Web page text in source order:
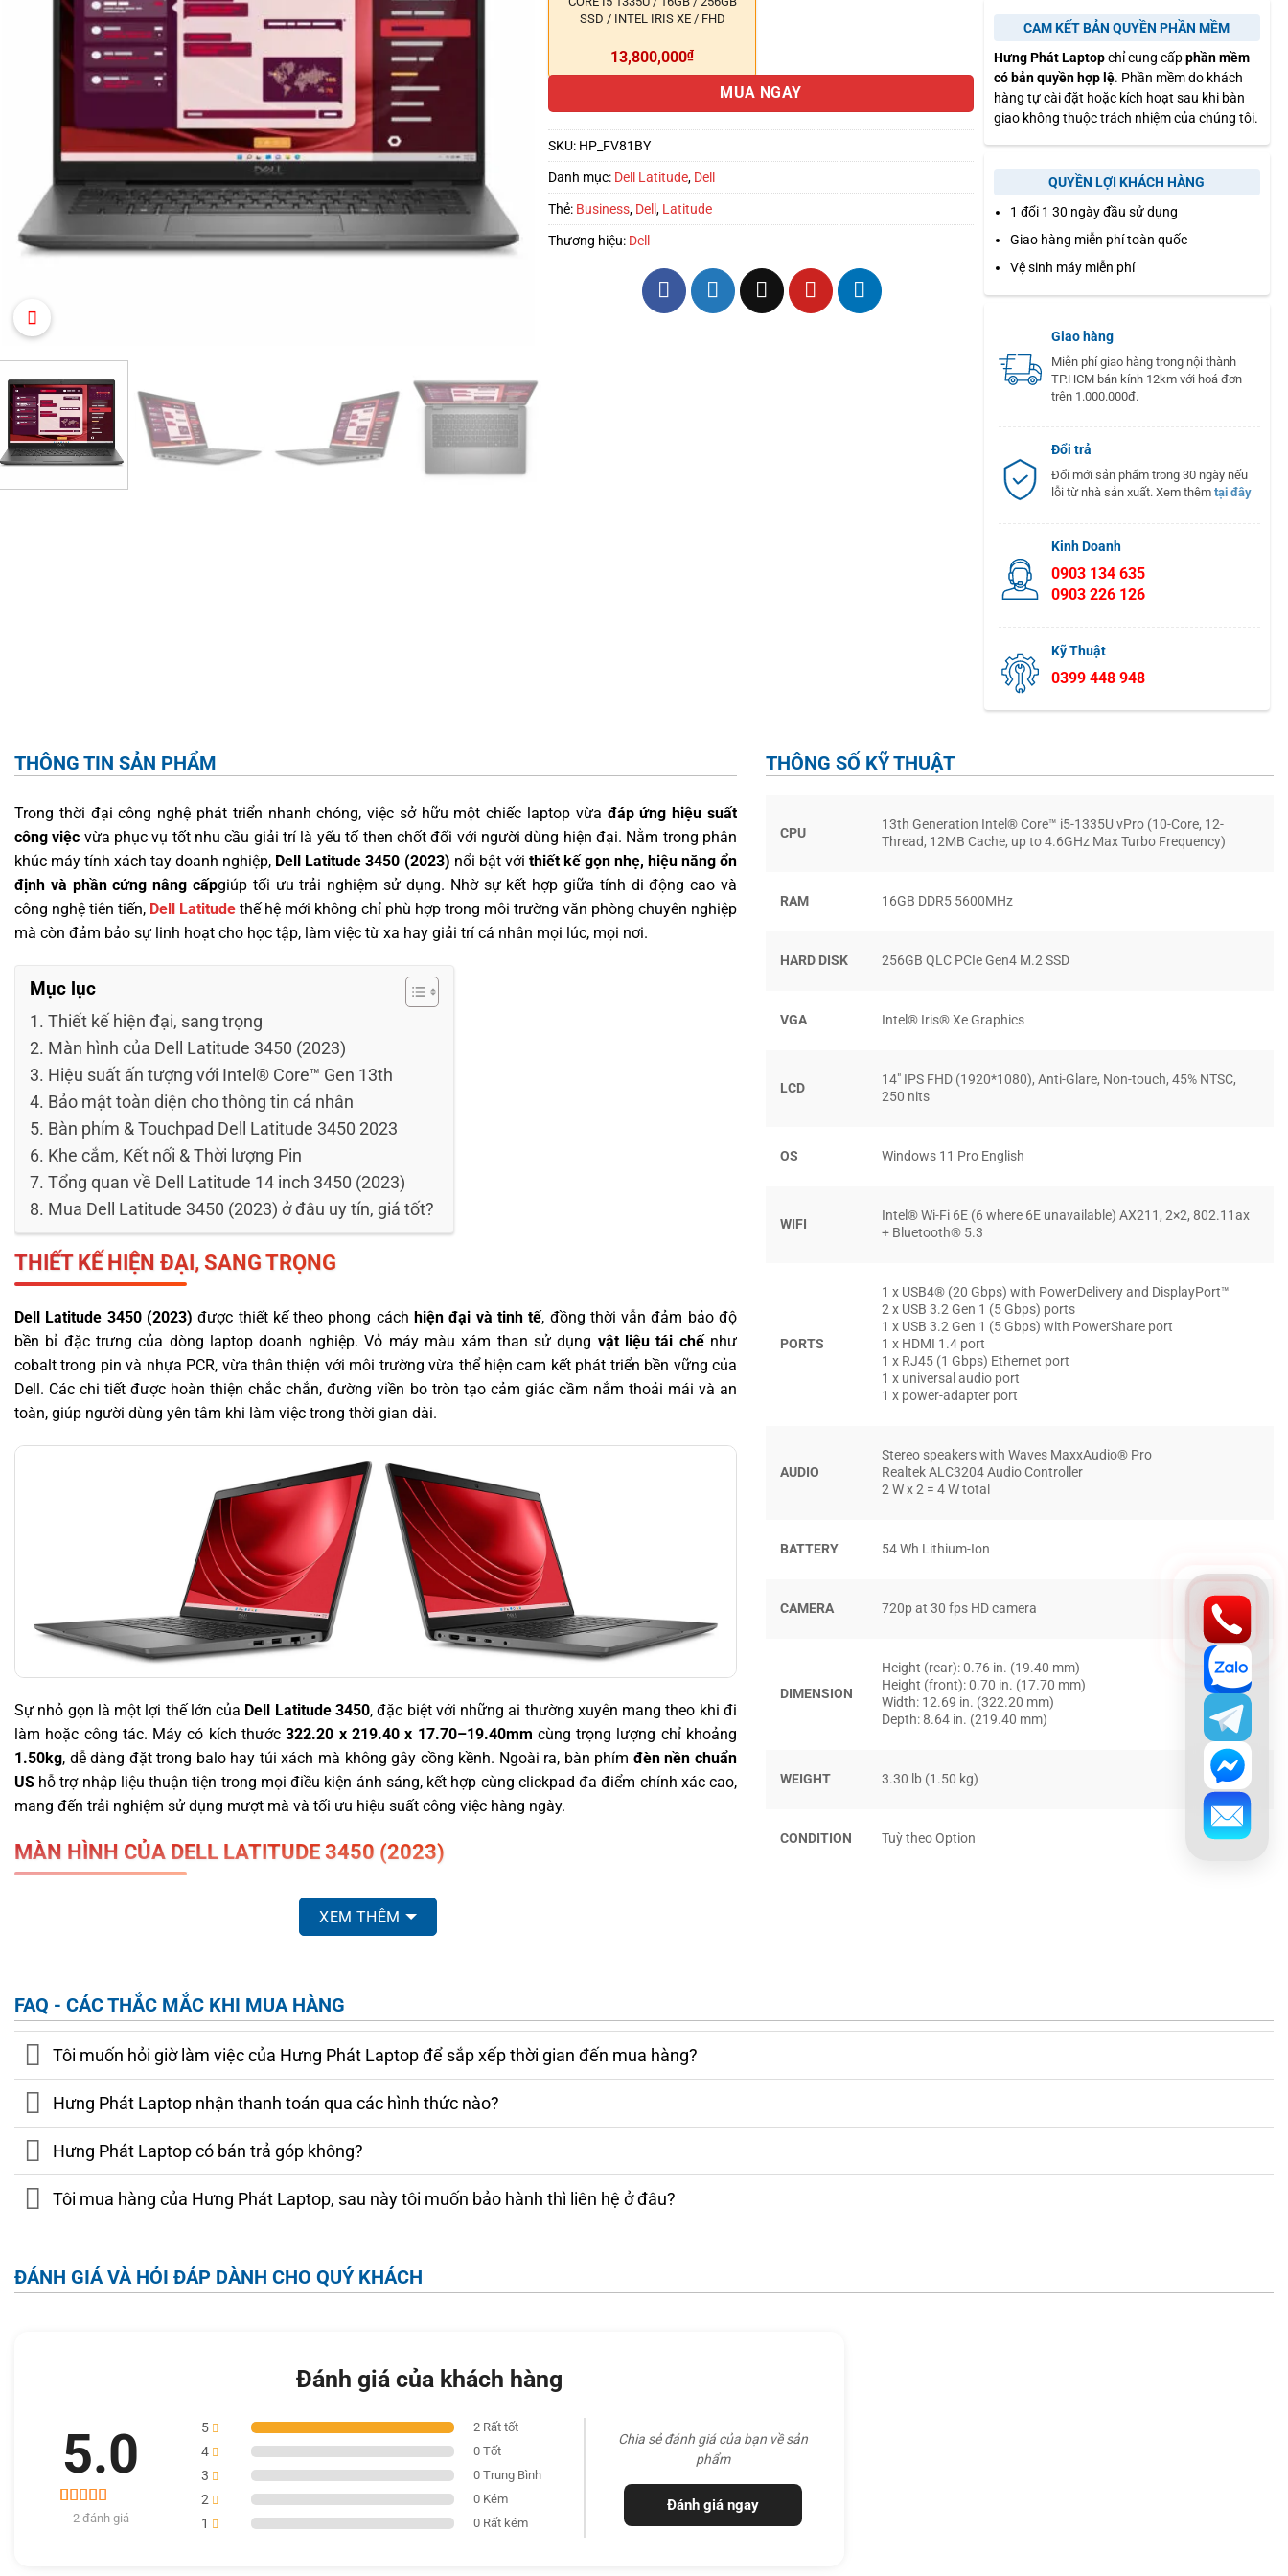
SSD / INTEL IRIS XE / FHD
13,800,000₫
MUA NGAY
SKU: HP_FV81BY
Danh mục: Dell Latitude, Dell
Thẻ: Business, Dell , Latitude
Thương hiệu: Dell
CAM KẾT BẢN QUYỀN PHẦN MỀM
Hưng Phát Laptopchỉ cung cấpphần mềm
có bản quyền hợp lệ. Phần mềm do khách
hàng tự cài đặt hoặc kích hoạt sau khi bàn
giao không thuộc trách nhiệm của chúng tôi.
QUYỀN LỢI KHÁCH HÀNG
1 đổi 1 30 ngày đầu sử dụng
Giao hàng miễn phí toàn quốc
Vệ sinh máy miễn phí
Giao hàng
Miễn phí giao hàng trong nội thành
TP.HCM bán kính 12km với hoá đơn
trên 1.000.000đ.
Đổi trả
Đổi mới sản phẩm trong 30 ngày nếu
lỗi từ nhà sản xuất. Xem thêm tại đây
Kinh Doanh
0903 134 635
0903 226 126
Kỹ Thuật
0399 448 948
THÔNG TIN SẢN PHẨM
Trong thời đại công nghệ phát triển nhanh chóng, việc sở hữu một chiếc laptop vừa đáp ứng hiệu suất
công việc vừa phục vụ tốt nhu cầu giải trí là yếu tố then chốt đối với người dùng hiện đại. Nằm trong phân
khúc máy tính xách tay doanh nghiệp, Dell Latitude 3450 (2023) nổi bật với thiết kế gọn nhẹ, hiệu năng ổn
định và phần cứng nâng cấpgiúp tối ưu trải nghiệm sử dụng. Nhờ sự kết hợp giữa tính di động cao và
công nghệ tiên tiến, Dell Latitude thế hệ mới không chỉ phù hợp trong môi trường văn phòng chuyên nghiệp
mà còn đảm bảo sự linh hoạt cho học tập, làm việc từ xa hay giải trí cá nhân mọi lúc, mọi nơi.
Mục lục
Thiết kế hiện đại, sang trọng
Màn hình của Dell Latitude 3450 (2023)
Hiệu suất ấn tượng với Intel® Core™ Gen 13th
Bảo mật toàn diện cho thông tin cá nhân
Bàn phím & Touchpad Dell Latitude 3450 2023
Khe cắm, Kết nối & Thời lượng Pin
Tổng quan về Dell Latitude 14 inch 3450 (2023)
Mua Dell Latitude 3450 (2023) ở đâu uy tín, giá tốt?
THIẾT KẾ HIỆN ĐẠI, SANG TRỌNG
Dell Latitude 3450 (2023) được thiết kế theo phong cáchhiện đại và tinh tế, đồng thời vẫn đảm bảo độ
bền bỉ đặc trưng của dòng laptop doanh nghiệp. Vỏ máy màu xám than sử dụng vật liệu tái chếnhư
cobalt trong pin và nhựa PCR, vừa thân thiện với môi trường vừa thể hiện cam kết phát triển bền vững của
Dell. Các chi tiết được hoàn thiện chắc chắn, đường viền bo tròn tạo cảm giác cầm nắm thoải mái và an
toàn, giúp người dùng yên tâm khi làm việc trong thời gian dài.
Sự nhỏ gọn là một lợi thế lớn của Dell Latitude 3450, đặc biệt với những ai thường xuyên mang theo khi đi
làm hoặc công tác. Máy có kích thước322.20 x 219.40 x 17.70–19.40mm cùng trọng lượng chỉ khoảng
1.50kg, dễ dàng đặt trong balo hay túi xách mà không gây cồng kềnh. Ngoài ra, bàn phím đèn nền chuẩn
US hỗ trợ nhập liệu thuận tiện trong mọi điều kiện ánh sáng, kết hợp cùng clickpad đa điểm chính xác cao,
mang đến trải nghiệm sử dụng mượt mà và tối ưu hiệu suất công việc hàng ngày.
MÀN HÌNH CỦA DELL LATITUDE 3450 (2023)
được trang bị màn hình 14 inch FHD (1920×1080)
chất lượng hiển thị sắc nét, độ tương phản cao và góc nhìn rộng. Công nghệ
văn phòng, học tập hoặc sáng tạo nội dung.
Khả năng cảm ứng trên Dell Latitude 3450 2023phản hồi nhanh và chính xác, hỗ trợ đa điểm mượt mà khi
camera FHD hoặc FHD
XEM THÊM
THÔNG SỐ KỸ THUẬT
CPU
13th Generation Intel® Core™ i5-1335U vPro (10-Core, 12-
Thread, 12MB Cache, up to 4.6GHz Max Turbo Frequency)
RAM 16GB DDR5 5600MHz
HARD DISK 256GB QLC PCIe Gen4 M.2 SSD
VGA Intel® Iris® Xe Graphics
LCD
14″ IPS FHD (1920*1080), Anti-Glare, Non-touch, 45% NTSC,
250 nits
OS Windows 11 Pro English
WIFI
Intel® Wi-Fi 6E (6 where 6E unavailable) AX211, 2×2, 802.11ax
+ Bluetooth® 5.3
PORTS
1 x USB4® (20 Gbps) with PowerDelivery and DisplayPort™
2 x USB 3.2 Gen 1 (5 Gbps) ports
1 x USB 3.2 Gen 1 (5 Gbps) with PowerShare port
1 x HDMI 1.4 port
1 x RJ45 (1 Gbps) Ethernet port
1 x universal audio port
1 x power-adapter port
AUDIO
Stereo speakers with Waves MaxxAudio® Pro
Realtek ALC3204 Audio Controller
2 W x 2 = 4 W total
BATTERY 54 Wh Lithium-Ion
CAMERA 720p at 30 fps HD camera
DIMENSION
Height (rear): 0.76 in. (19.40 mm)
Height (front): 0.70 in. (17.70 mm)
Width: 12.69 in. (322.20 mm)
Depth: 8.64 in. (219.40 mm)
WEIGHT 3.30 lb (1.50 kg)
CONDITION Tuỳ theo Option
FAQ - CÁC THẮC MẮC KHI MUA HÀNG
Tôi muốn hỏi giờ làm việc của Hưng Phát Laptop để sắp xếp thời gian đến mua hàng?
Hưng Phát Laptop nhận thanh toán qua các hình thức nào?
Hưng Phát Laptop có bán trả góp không?
Tôi mua hàng của Hưng Phát Laptop, sau này tôi muốn bảo hành thì liên hệ ở đâu?
ĐÁNH GIÁ VÀ HỎI ĐÁP DÀNH CHO QUÝ KHÁCH
Đánh giá của khách hàng
5.0
5.02 đánh giá
5 2 Rất tốt
4 0 Tốt
3 0 Trung Bình
2 0 Kém
1 0 Rất kém
Chia sẻ đánh giá của bạn về sản
phẩm
Đánh giá ngay